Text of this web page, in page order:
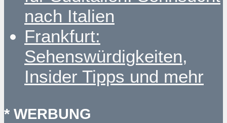
nach Italien
Frankfurt:
Sehenswürdigkeiten,
Insider Tipps und mehr
* WERBUNG